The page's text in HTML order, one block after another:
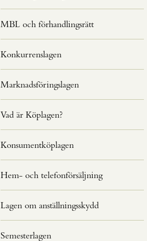
MBL och förhandlingsrätt
Konkurrenslagen
Marknadsföringslagen
Vad är Köplagen?
Konsumentköplagen
Hem- och telefonförsäljning
Lagen om anställningsskydd
Semesterlagen